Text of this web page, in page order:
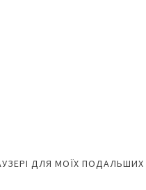
ДЛЯ МОЇХ ПОДАЛЬШИХ